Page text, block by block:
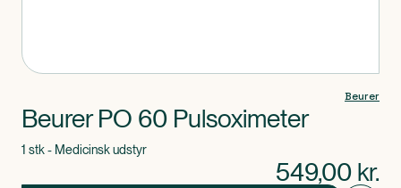
Beurer
Beurer PO 60 Pulsoximeter
1 stk - Medicinsk udstyr
549,00 kr.